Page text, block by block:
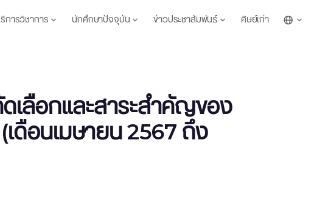
การวิชาการ นักศึกษาปัจจุบัน ข่าวประชาสัมพันธ์ ศิษย์เก่า
เลือกและสาระสำคัญของ
อนเมษายน 2567 ถึง